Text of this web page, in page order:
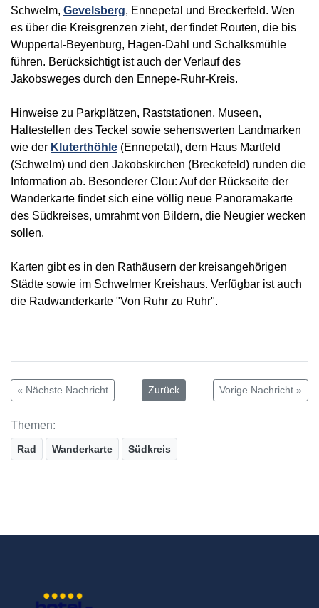
Schwelm, Gevelsberg, Ennepetal und Breckerfeld. Wen
es über die Kreisgrenzen zieht, der findet Routen, die bis
Wuppertal-Beyenburg, Hagen-Dahl und Schalksmühle
führen. Berücksichtigt ist auch der Verlauf des
Jakobsweges durch den Ennepe-Ruhr-Kreis.
Hinweise zu Parkplätzen, Raststationen, Museen,
Haltestellen des Teckel sowie sehenswerten Landmarken
wie der Kluterthöhle (Ennepetal), dem Haus Martfeld
(Schwelm) und den Jakobskirchen (Breckefeld) runden die
Information ab. Besonderer Clou: Auf der Rückseite der
Wanderkarte findet sich eine völlig neue Panoramakarte
des Südkreises, umrahmt von Bildern, die Neugier wecken
sollen.
Karten gibt es in den Rathäusern der kreisangehörigen
Städte sowie im Schwelmer Kreishaus. Verfügbar ist auch
die Radwanderkarte "Von Ruhr zu Ruhr".
« Nächste Nachricht Zurück Vorige Nachricht »
Themen:
Rad Wanderkarte Südkreis